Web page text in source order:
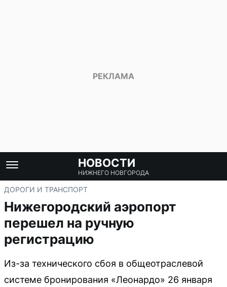
НОВОСТИ
НИЖНЕГО НОВГОРОДА
ДОРОГИ И ТРАНСПОРТ
Нижегородский аэропорт
перешел на ручную
регистрацию
Из-за технического сбоя в общеотраслевой
системе бронирования «Леонардо» 26 января